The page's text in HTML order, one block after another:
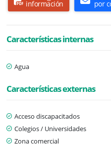
información por
Características internas
Agua
Características externas
Acceso discapacitados
Colegios / Universidades
Zona comercial